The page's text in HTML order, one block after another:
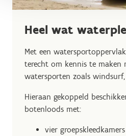
Heel wat
Met een
terecht om kennis te maken
watersporten zoals windsurf,
Hieraan gekoppeld
botenloods met:
vier